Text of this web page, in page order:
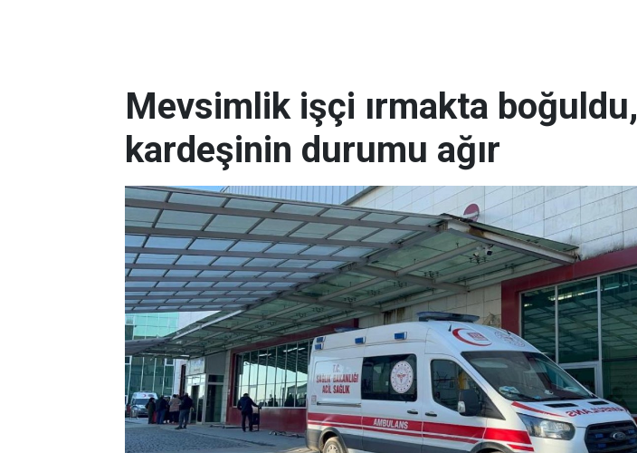
Mevsimlik işçi ırmakta boğuldu,
kardeşinin durumu ağır